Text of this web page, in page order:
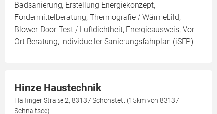
Badsanierung, Erstellung Energiekonzept,
Fördermittelberatung, Thermografie / Wärmebild,
Blower-Door-Test / Luftdichtheit, Energieausweis, Vor-
Ort Beratung, Individueller Sanierungsfahrplan (iSFP)
Hinze Haustechnik
Halfinger Straße 2, 83137 Schonstett (15km von 83137
Schnaitsee)